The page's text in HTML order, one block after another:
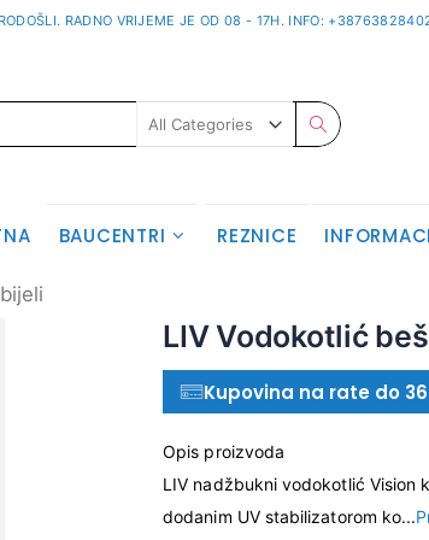
RADNO VRIJEME JE OD 08 - 17H. INFO:
BAUCENTRI REZNICE
LIV Vodokotlić
Kupovina na rate do
Opis proizvoda
LIV nadžbukni vodokotlić Vision
dodanim UV stabilizatorom ko...